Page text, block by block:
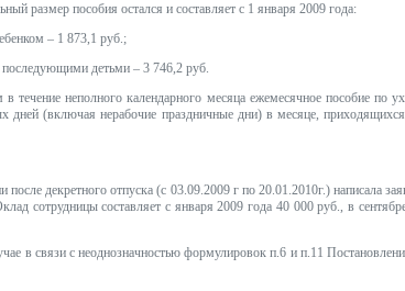
размер пособия остался и составляет с 1 января 2009 года:
– 1 873,1 руб.;
детьми – 3 746,2 руб.
течение неполного календарного месяца ежемесячное пособие по
дней (включая нерабочие праздничные дни) в месяце,
после декретного отпуска (с 03.09.2009 г по 20.01.2010г.) написала
сотрудницы составляет с января 2009 года 40 000 руб., в
в связи с неоднозначностью формулировок п.6 и п.11